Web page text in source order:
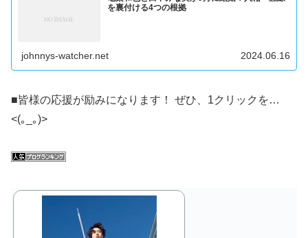
を裏付ける4つの根拠
johnnys-watcher.net 2024.06.16
■皆様の応援が励みになります！ ぜひ、1クリックを…
<(｡_｡)>